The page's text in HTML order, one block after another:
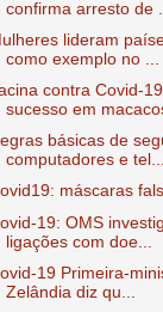
confirma arresto de ...
lideram
como exemplo no ...
contra Covid-
sucesso em
básicas de
computadores e tel...
máscaras
19: OMS
ligações com doe...
19 Primeira-
Zelândia diz qu...